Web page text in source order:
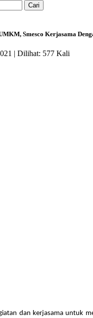
Cari
Smesco Kerjasama
| Dilihat: 577 Kali
dan kerjasama untuk